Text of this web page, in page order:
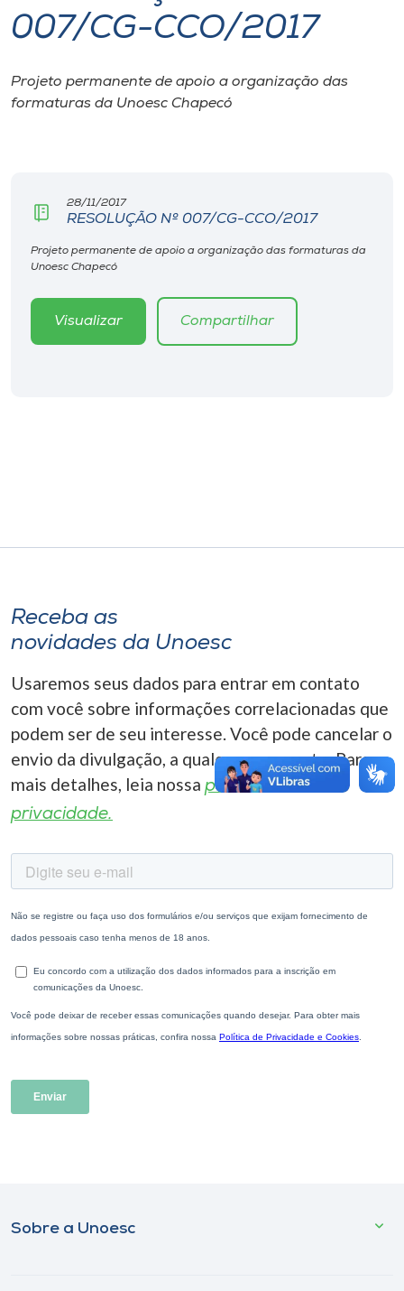
I.nova
Diplomados
CPA
Biblioteca
Editora
A-
007/CG-CCO/2017
Projeto permanente de apoio a organização das
formaturas da Unoesc Chapecó
28/11/2017
RESOLUÇÃO Nº 007/CG-CCO/2017
Projeto permanente de apoio a organização das formaturas da
Unoesc Chapecó
Visualizar Compartilhar
Receba as
novidades da Unoesc
Usaremos seus dados para entrar em contato
com você sobre informações correlacionadas que
podem ser de seu interesse. Você pode cancelar o
envio da divulgação, a qualquer momento. Para
mais detalhes, leia nossa política de
privacidade.
Sobre a Unoesc